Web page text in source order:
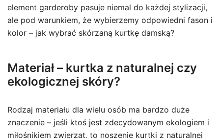
element garderoby pasuje niemal do każdej stylizacji,
ale pod warunkiem, że wybierzemy odpowiedni fason i
kolor – jak wybrać skórzaną kurtkę damską?
Materiał – kurtka z naturalnej czy
ekologicznej skóry?
Rodzaj materiału dla wielu osób ma bardzo duże
znaczenie – jeśli ktoś jest zdecydowanym ekologiem i
miłośnikiem zwierząt, to noszenie kurtki z naturalnej